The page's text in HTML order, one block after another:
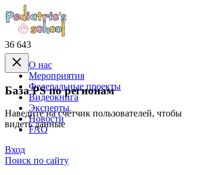
36 643
База PS по регионам
Наведите на счётчик пользователей, чтобы
видеть данные
О нас
Mероприятия
Федеральные проекты
Видеокнига
Эксперты
Новости
FAQ
Вход
Поиск по сайту